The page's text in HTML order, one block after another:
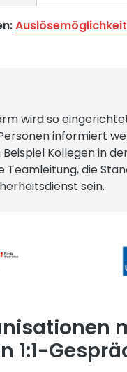
wird so
informiert
Kollegen in
Teamleitung, die
sein.
1:1-